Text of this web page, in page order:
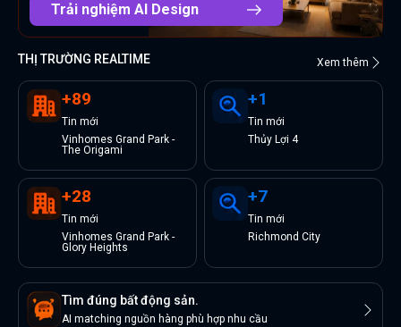
Trải nghiệm AI Design
THỊ TRƯỜNG REALTIME Xem thêm
+89
Tin mới
Vinhomes Grand Park -
The Origami
+1
Tin mới
Thủy Lợi 4
+28
Tin mới
Vinhomes Grand Park -
Glory Heights
+7
Tin mới
Richmond City
Tìm đúng bất động sản.
AI matching nguồn hàng phù hợp nhu cầu